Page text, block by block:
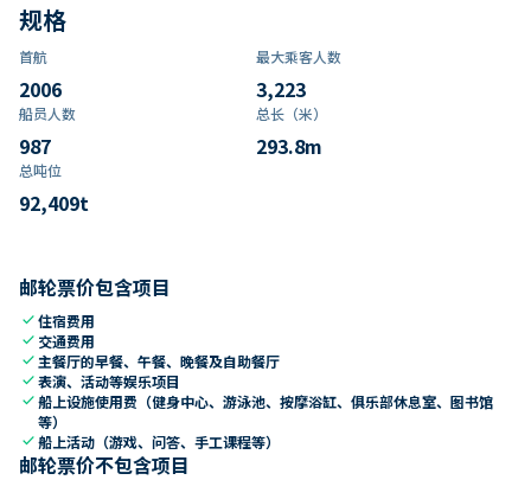
规格
首航
2006
最大乘客人数
3,223
船员人数
987
总长（米）
293.8m
总吨位
92,409t
邮轮票价包含项目
check住宿费用
check 交通费用
check 主餐厅的早餐、午餐、晚餐及自助餐厅
check表演、活动等娱乐项目
check船上设施使用费（健身中心、游泳池、按摩浴缸、俱乐部休息室、图书馆
等）
check船上活动（游戏、问答、手工课程等）
邮轮票价不包含项目